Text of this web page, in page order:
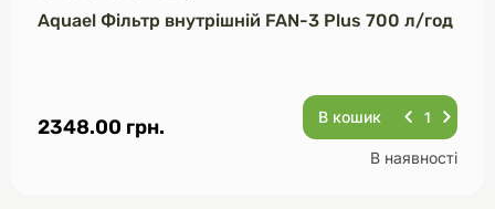
Aquael Фільтр внутрішній FAN-3 Plus 700 л/год
2348.00 грн. В кошик
В наявності